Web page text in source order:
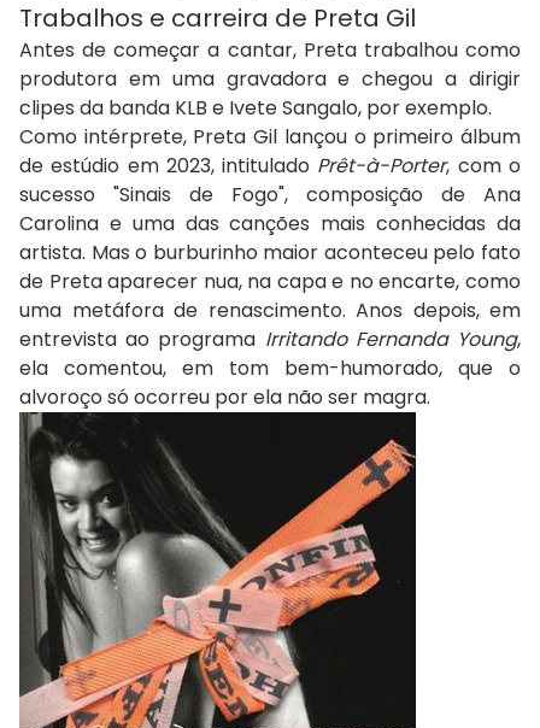
Trabalhos e carreira de Preta Gil
Antes de começar a cantar, Preta trabalhou como
produtora em uma gravadora e chegou a dirigir
clipes da banda KLB e Ivete Sangalo, por exemplo.
Como intérprete, Preta Gil lançou o primeiro álbum
de estúdio em 2023, intitulado Prêt-à-Porter, com o
sucesso "Sinais de Fogo", composição de Ana
Carolina e uma das canções mais conhecidas da
artista. Mas o burburinho maior aconteceu pelo fato
de Preta aparecer nua, na capa e no encarte, como
uma metáfora de renascimento. Anos depois, em
entrevista ao programa Irritando Fernanda Young,
ela comentou, em tom bem-humorado, que o
alvoroço só ocorreu por ela não ser magra.